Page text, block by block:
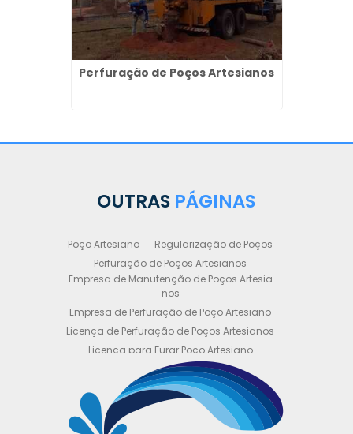
Perfuração de Poços Artesianos
OUTRAS PÁGINAS
Poço Artesiano
Regularização de Poços
Perfuração de Poços Artesianos
Empresa de Manutenção de Poços Artesia
nos
Empresa de Perfuração de Poço Artesiano
Licença de Perfuração de Poços Artesianos
Licença para Furar Poço Artesiano
Licença para Perfuração de Poço Artesiano
Licença para Poço Semi Artesiano
Manutenção de Poço Semi Artesiano
Manutenção Preventiva de Poços Artesiano